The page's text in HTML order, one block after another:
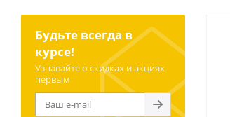
Будьте всегда в
курсе!
Узнавайте о скидках и акциях
первым